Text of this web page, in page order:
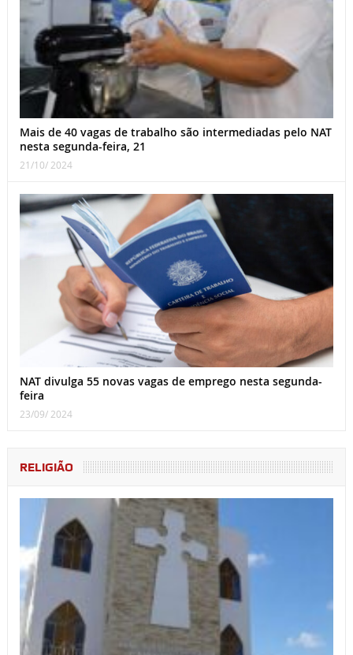
Mais de 40 vagas de trabalho são intermediadas pelo NAT
nesta segunda-feira, 21
21/10/ 2024
NAT divulga 55 novas vagas de emprego nesta segunda-
feira
23/09/ 2024
RELIGIÃO